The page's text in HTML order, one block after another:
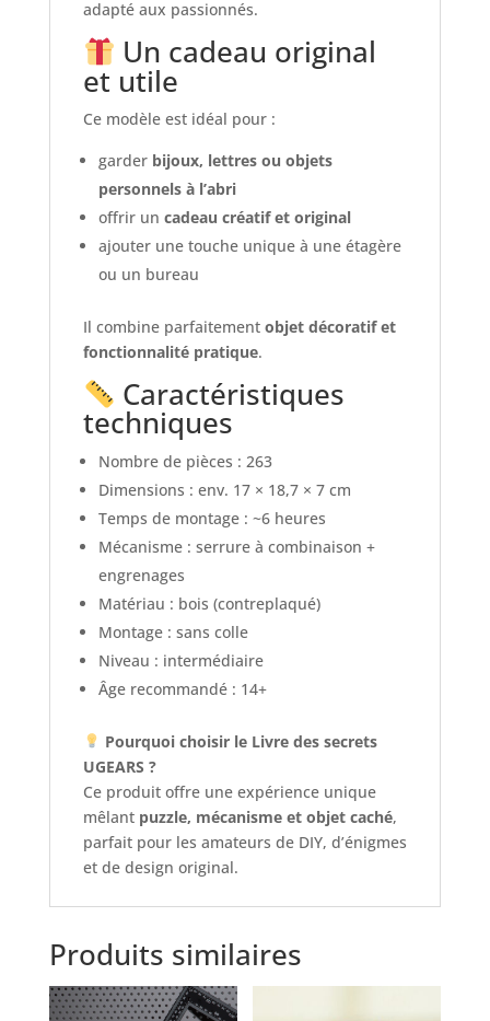
adapté aux passionnés.
Un cadeau original
et utile
Ce modèle est idéal pour :
garder bijoux, lettres ou objets
personnels à l’abri
offrir un cadeau créatif et original
ajouter une touche unique à une étagère
ou un bureau
Il combine parfaitement objet décoratif et
fonctionnalité pratique.
Caractéristiques
techniques
Nombre de pièces : 263
Dimensions : env. 17 × 18,7 × 7 cm
Temps de montage : ~6 heures
Mécanisme : serrure à combinaison +
engrenages
Matériau : bois (contreplaqué)
Montage : sans colle
Niveau : intermédiaire
Âge recommandé : 14+
Pourquoi choisir le Livre des secrets
UGEARS ?
Ce produit offre une expérience unique
mêlant puzzle, mécanisme et objet caché,
parfait pour les amateurs de DIY, d’énigmes
et de design original.
Produits similaires